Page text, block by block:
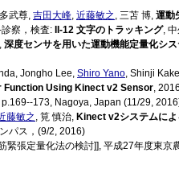
武尊, 吉田大峰, 近藤敏之 , 三苫 博, 運動
察，検査:
II-12 文字のトラッキング,
, 深度センサを用いた運動機能定量化シ
Jongho Lee, Shiro Yano, Shinji
Using Kinect v2 Sensor,
173, Nagoya, Japan (11/29,
藤敏之 , 筧 慎治, Kinect v2システムに
パス，(9/2, 2016)
緊張定量化法の検討]], 平成27年度東京